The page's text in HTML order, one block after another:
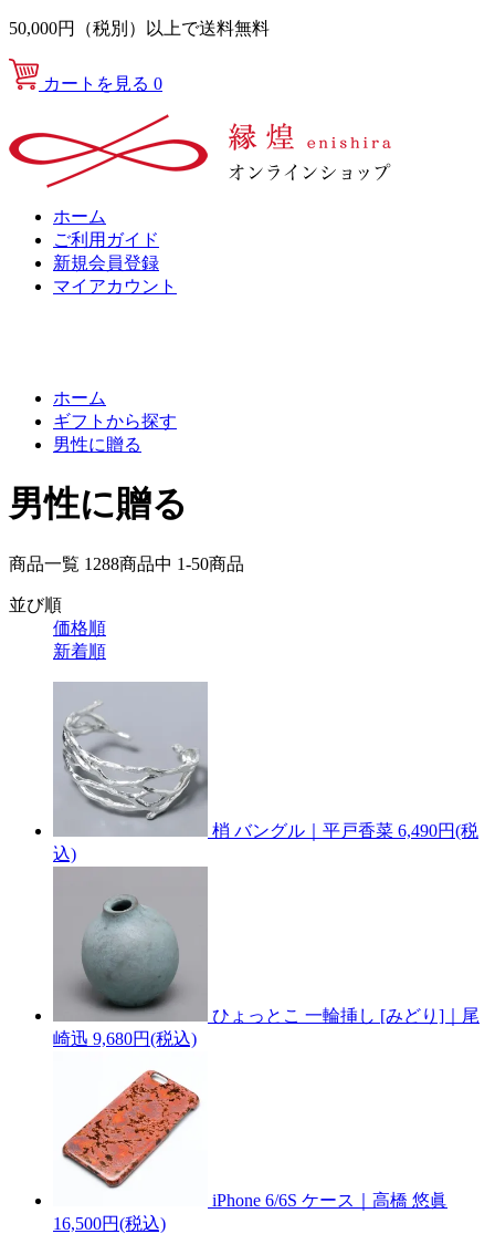
50,000円（税別）以上で送料無料
カートを見る 0
ホーム
ご利用ガイド
新規会員登録
マイアカウント
ホーム
ギフトから探す
男性に贈る
男性に贈る
商品一覧 1288商品中 1-50商品
並び順
価格順
新着順
梢 バングル｜平戸香菜 6,490円(税
込)
ひょっとこ 一輪挿し [みどり]｜尾
崎迅 9,680円(税込)
iPhone 6/6S ケース｜高橋 悠眞
16,500円(税込)